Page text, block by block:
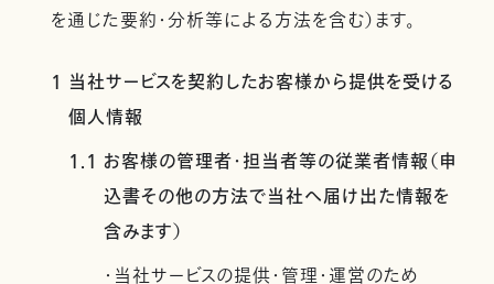
を通じた要約・分析等による方法を含む）ます。
1 当社サービスを契約したお客様から提供を受ける
個人情報
1.1 お客様の管理者・担当者等の従業者情報（申
込書その他の方法で当社へ届け出た情報を
含みます）
・当社サービスの提供・管理・運営のため